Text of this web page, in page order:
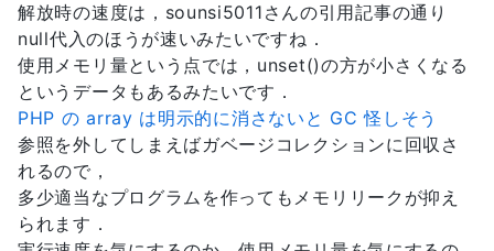
解放時の速度は，sounsi5011さんの引用記事の通り
null代入のほうが速いみたいですね．
使用メモリ量という点では，unset()の方が小さくなる
というデータもあるみたいです．
PHP の array は明示的に消さないと GC 怪しそう
参照を外してしまえばガベージコレクションに回収さ
れるので，
多少適当なプログラムを作ってもメモリリークが抑え
られます．